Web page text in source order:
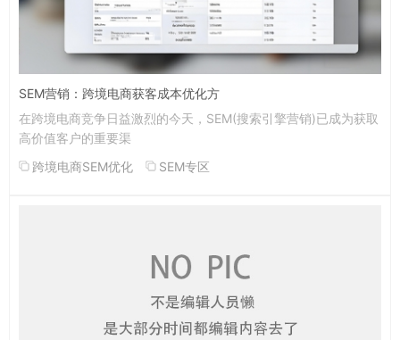
SEM营销：跨境电商获客成本优化方
在跨境电商竞争日益激烈的今天，SEM(搜索引擎营销)已成为获取
高价值客户的重要渠
跨境电商SEM优化
SEM专区